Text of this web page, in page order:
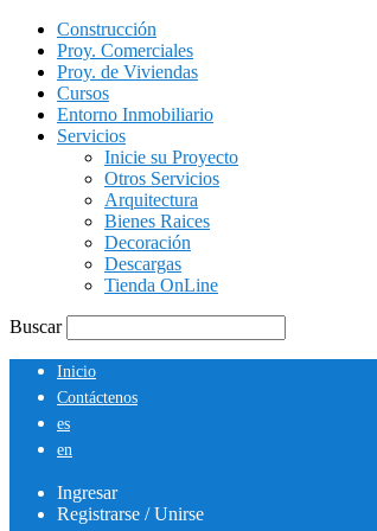
Construcción
Proy. Comerciales
Proy. de Viviendas
Cursos
Entorno Inmobiliario
Servicios
Inicie su Proyecto
Otros Servicios
Arquitectura
Bienes Raices
Decoración
Descargas
Tienda OnLine
Buscar
Inicio
Contáctenos
es
en
Ingresar
Registrarse / Unirse